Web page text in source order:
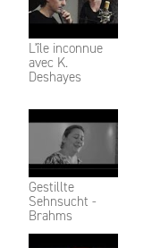
L'île inconnue
avec K.
Deshayes
Gestillte
Sehnsucht -
Brahms